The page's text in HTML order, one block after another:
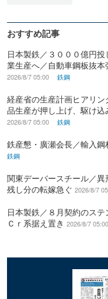
おすすめ記事
日本製鉄／３０００億円
業生産へ／自動車鋼板抜
2026/8/7 05:00 鉄鋼
経産省の生産計画ヒアリ
品生産が押し上げ、駆け
2026/8/7 05:00 鉄鋼
鉄産懇・廣瀬会長／輸入鋼
鉄鋼
関東デーバースチール／
残し分の転嫁急ぐ 2026/8/7
日本製鉄／８月契約のステ
Ｃｒ系据え置き 2026/8/7 05:00